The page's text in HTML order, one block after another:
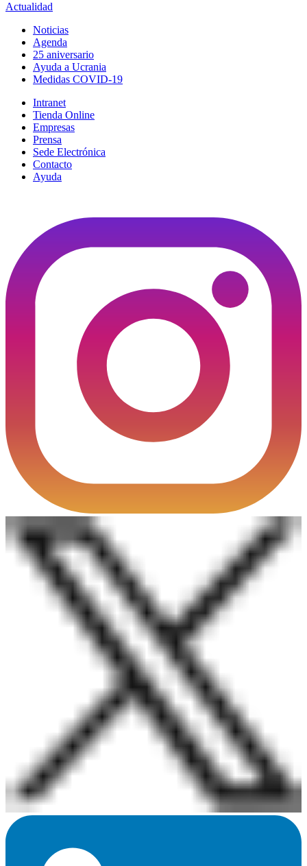
Actualidad
Noticias
Agenda
25 aniversario
Ayuda a Ucrania
Medidas COVID-19
Intranet
Tienda Online
Empresas
Prensa
Sede Electrónica
Contacto
Ayuda